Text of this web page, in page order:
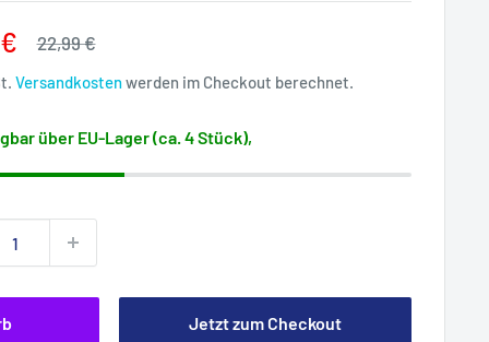
Normalpreis
22,99 €
Versandkostenwerden im Checkout berechnet.
über EU-Lager (ca. 4 Stück),
Jetzt zum Checkout